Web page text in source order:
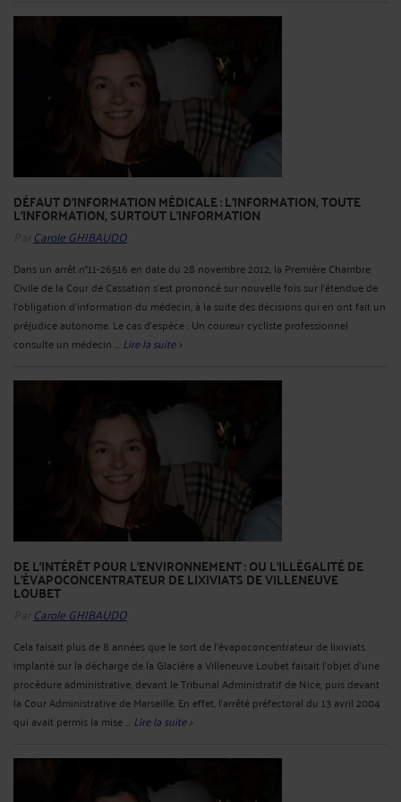
DÉFAUT D'INFORMATION MÉDICALE : L'INFORMATION, TOUTE
L'INFORMATION, SURTOUT L'INFORMATION
Par Carole GHIBAUDO
Dans un arrêt n°11-26516 en date du 28 novembre 2012, la Première Chambre
Civile de la Cour de Cassation s'est prononcé sur nouvelle fois sur l'étendue de
l'obligation d'information du médecin, à la suite des décisions qui en ont fait un
préjudice autonome. Le cas d'espèce : Un coureur cycliste professionnel
consulte un médecin ... Lire la suite >
DE L'INTÉRÊT POUR L'ENVIRONNEMENT : OU L'ILLÉGALITÉ DE
L'ÉVAPOCONCENTRATEUR DE LIXIVIATS DE VILLENEUVE
LOUBET
Par Carole GHIBAUDO
Cela faisait plus de 8 années que le sort de l'évapoconcentrateur de lixiviats
implanté sur la décharge de la Glacière a Villeneuve Loubet faisait l'objet d'une
procédure administrative, devant le Tribunal Administratif de Nice, puis devant
la Cour Administrative de Marseille. En effet, l'arrêté préfectoral du 13 avril 2004
qui avait permis la mise ... Lire la suite >